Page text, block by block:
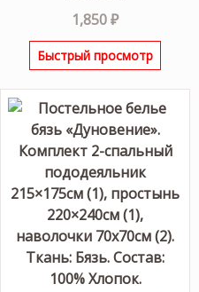
1,850₽
Быстрый просмотр